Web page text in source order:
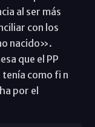
al ser más
con los
nacido».
que el PP
como fi n
por el